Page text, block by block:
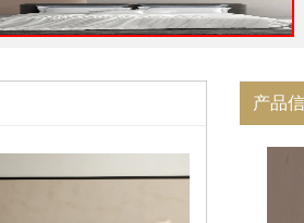
产品